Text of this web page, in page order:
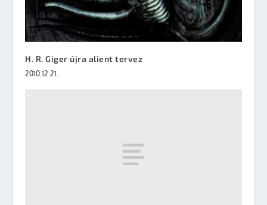
H. R. Giger újra alient tervez
2010.12.21.